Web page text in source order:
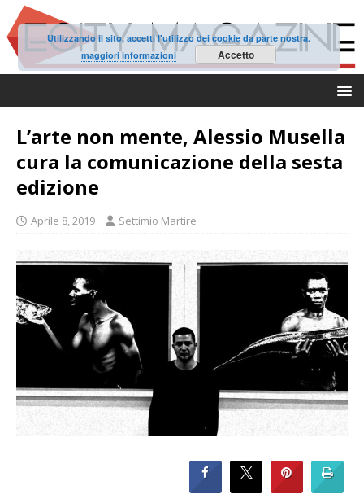
L’arte non mente, Alessio Musella
cura la comunicazione della sesta
edizione
Aprile 8, 2019 Settimio Martire
Utilizzando il sito, accetti l'utilizzo dei cookie da parte nostra.
maggiori informazioni
Accetto